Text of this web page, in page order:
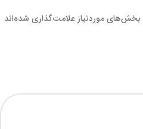
بخش‌های موردنیاز علامت‌گذاری شده‌اند